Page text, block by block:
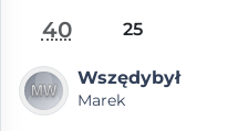
40 25
Wszędybył
Marek